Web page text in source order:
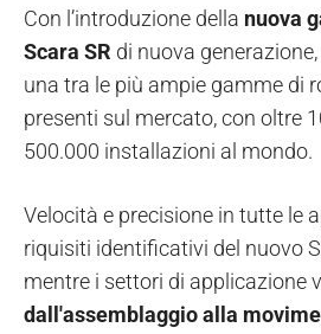
Con l’introduzione della nuova
Scara SR di nuova generazione,
una tra le più ampie gamme di
presenti sul mercato, con oltre
500.000 installazioni al mondo.
Velocità e precisione in tutte le
riquisiti identificativi del nuovo
mentre i settori di applicazione
dall'assemblaggio alla